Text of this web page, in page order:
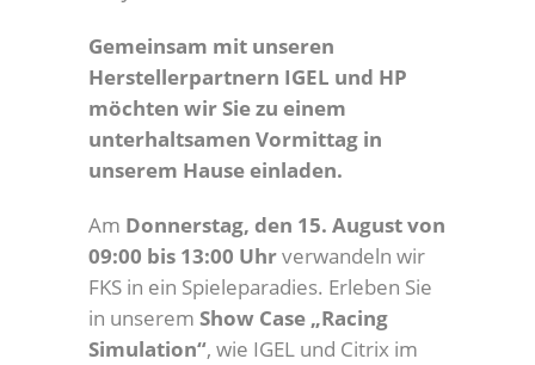
Gemeinsam mit unseren
Herstellerpartnern IGEL und HP
möchten wir Sie zu einem
unterhaltsamen Vormittag in
unserem Hause einladen.
Am Donnerstag, den 15. August von
09:00 bis 13:00 Uhrverwandeln wir
FKS in ein Spieleparadies. Erleben Sie
in unserem Show Case „Racing
Simulation“, wie IGEL und Citrix im